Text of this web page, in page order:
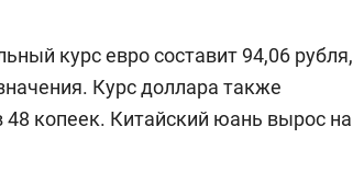
курс евро составит 94,06 рубля,
Курс доллара также
48 копеек. Китайский юань вырос на